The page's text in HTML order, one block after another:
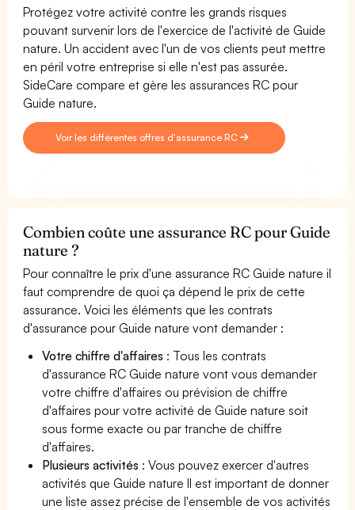
Protégez votre activité contre les grands risques
pouvant survenir lors de l'exercice de l'activité de Guide
nature. Un accident avec l'un de vos clients peut mettre
en péril votre entreprise si elle n'est pas assurée.
SideCare compare et gère les assurances RC pour
Guide nature.
Voir les différentes offres d'assurance RC
Combien coûte une assurance RC pour Guide
nature ?
Pour connaître le prix d'une assurance RC Guide nature il
faut comprendre de quoi ça dépend le prix de cette
assurance. Voici les éléments que les contrats
d'assurance pour Guide nature vont demander :
Votre chiffre d'affaires : Tous les contrats
d'assurance RC Guide nature vont vous demander
votre chiffre d'affaires ou prévision de chiffre
d'affaires pour votre activité de Guide nature soit
sous forme exacte ou par tranche de chiffre
d'affaires.
Plusieurs activités : Vous pouvez exercer d'autres
activités que Guide nature Il est important de donner
une liste assez précise de l'ensemble de vos activités